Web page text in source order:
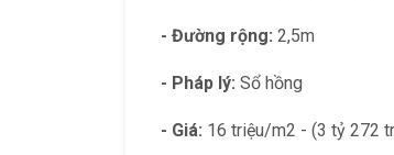
- Đường rộng: 2,5m
- Pháp lý: Sổ hồng
- Giá: 16 triệu/m2 - (3 tỷ 272